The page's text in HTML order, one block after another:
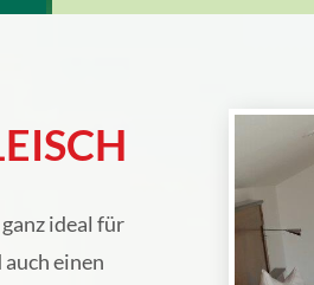
ideal für
einen